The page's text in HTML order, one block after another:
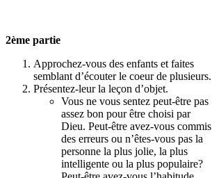
2ème partie
Approchez-vous des enfants et faites
semblant d’écouter le coeur de plusieurs.
Présentez-leur la leçon d’objet.
Vous ne vous sentez peut-être pas
assez bon pour être choisi par
Dieu. Peut-être avez-vous commis
des erreurs ou n’êtes-vous pas la
personne la plus jolie, la plus
intelligente ou la plus populaire?